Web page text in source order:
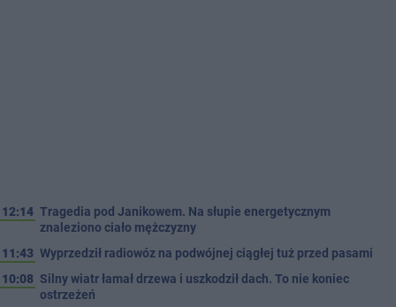
12:14 Tragedia pod Janikowem. Na słupie energetycznym
znaleziono ciało mężczyzny
11:43 Wyprzedził radiowóz na podwójnej ciągłej tuż przed pasami
10:08 Silny wiatr łamał drzewa i uszkodził dach. To nie koniec
ostrzeżeń